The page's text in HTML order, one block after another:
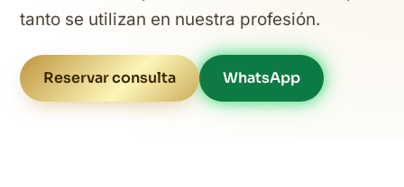
tanto se utilizan en nuestra profesión.
Reservar consulta WhatsApp